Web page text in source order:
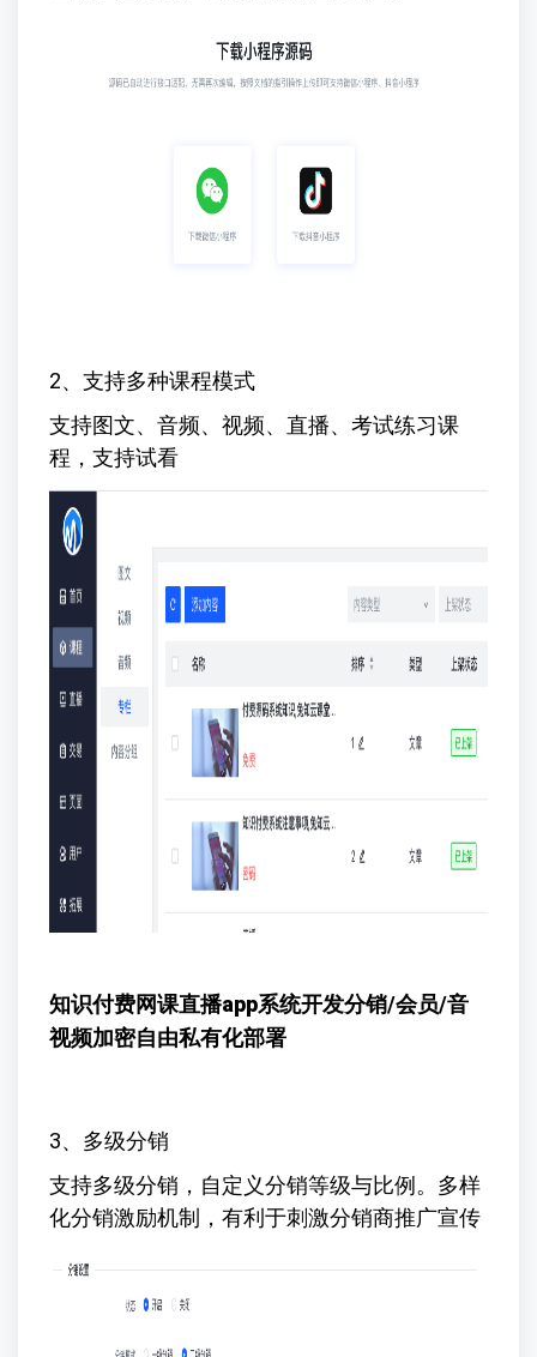
2、支持多种课程模式
支持图文、音频、视频、直播、考试练习课
程，支持试看
知识付费网课直播app系统开发分销/会员/音
视频加密自由私有化部署
3、多级分销
支持多级分销，自定义分销等级与比例。多样
化分销激励机制，有利于刺激分销商推广宣传